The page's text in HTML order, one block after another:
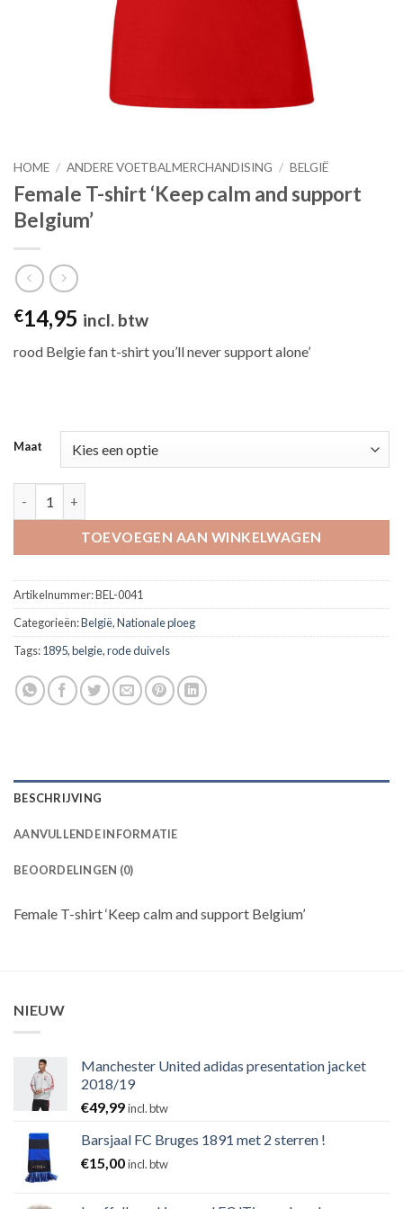
HOME / ANDERE VOETBALMERCHANDISING / BELGIË
Female T-shirt ‘Keep calm and support
Belgium’
€14,95 incl. btw
rood Belgie fan t-shirt you’ll never support alone’
Maat
TOEVOEGEN AAN WINKELWAGEN
Artikelnummer:BEL-0041
Categorieën:België,Nationale ploeg
Tags:1895,belgie,rode duivels
BESCHRIJVING
AANVULLENDE INFORMATIE
BEOORDELINGEN (0)
Female T-shirt ‘Keep calm and support Belgium’
NIEUW
Manchester United adidas presentation jacket
2018/19
€49,99incl. btw
Barsjaal FC Bruges 1891 met 2 sterren !
€15,00incl. btw